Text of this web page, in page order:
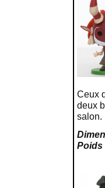
Ceux
deux
salon.
Poids